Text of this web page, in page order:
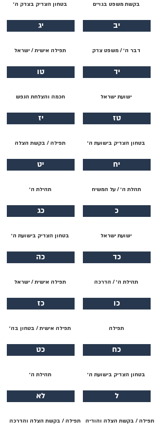
בקשת משפט בגויים
יב
דבר ה׳ / משפט צדק
יד
ישועת ישראל
טז
בטחון הצדיק בישועת ה׳
יח
תהלת ה׳ / על המשיח
כ
ישועת ישראל
כד
תהילת ה׳ / הדרכה
כו
תפילה
כח
בטחון הצדיק בישועת ה׳
ל
תפילה / בקשת הצלה והודיה
בטחון הצדיק בצדק ה׳
יג
תפילה אישית / ישראל
טו
חכמה והצלחת הנפש
יז
תפילה / בקשת הצלה
יט
תהילת ה׳
כג
בטחון הצדיק בישועת ה׳
כה
תפילה אישית / ישראל
כז
תפילה אישית / בטחון בה׳
כט
תהילת ה׳
לא
תפילה / בקשת הצלה והדרכה